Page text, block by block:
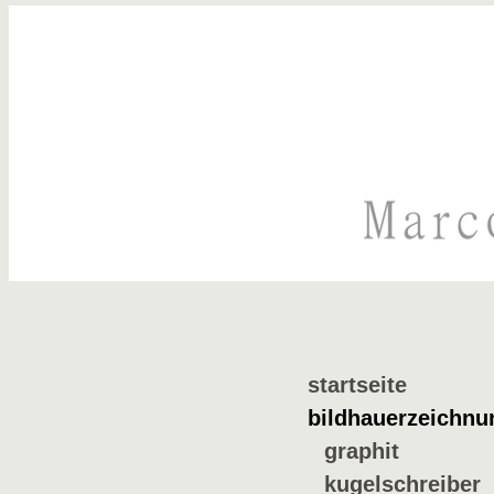
startseite
graphit
kugelschreiber